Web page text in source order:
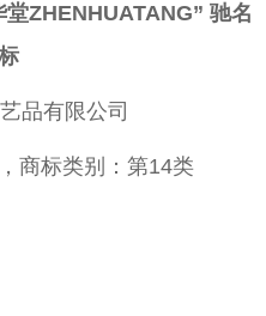
ZHENHUATANG” 驰名
品有限公司
商标类别：第14类